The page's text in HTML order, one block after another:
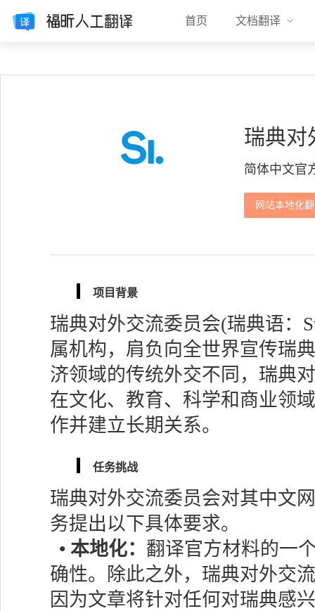
首页 文档翻译
瑞典对
简体中文官
网站本地化
项目背景
瑞典对外交流委员会(瑞典语：
属机构，肩负向全世界宣传瑞
济领域的传统外交不同，瑞典
在文化、教育、科学和商业领
作并建立长期关系。
任务挑战
瑞典对外交流委员会对其中文
务提出以下具体要求。
• 本地化： 翻译官方材料的一
确性。除此之外，瑞典对外交
因为文章将针对任何对瑞典感